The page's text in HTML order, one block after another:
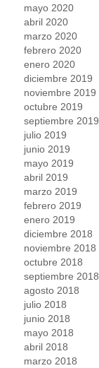
mayo 2020
abril 2020
marzo 2020
febrero 2020
enero 2020
diciembre 2019
noviembre 2019
octubre 2019
septiembre 2019
julio 2019
junio 2019
mayo 2019
abril 2019
marzo 2019
febrero 2019
enero 2019
diciembre 2018
noviembre 2018
octubre 2018
septiembre 2018
agosto 2018
julio 2018
junio 2018
mayo 2018
abril 2018
marzo 2018